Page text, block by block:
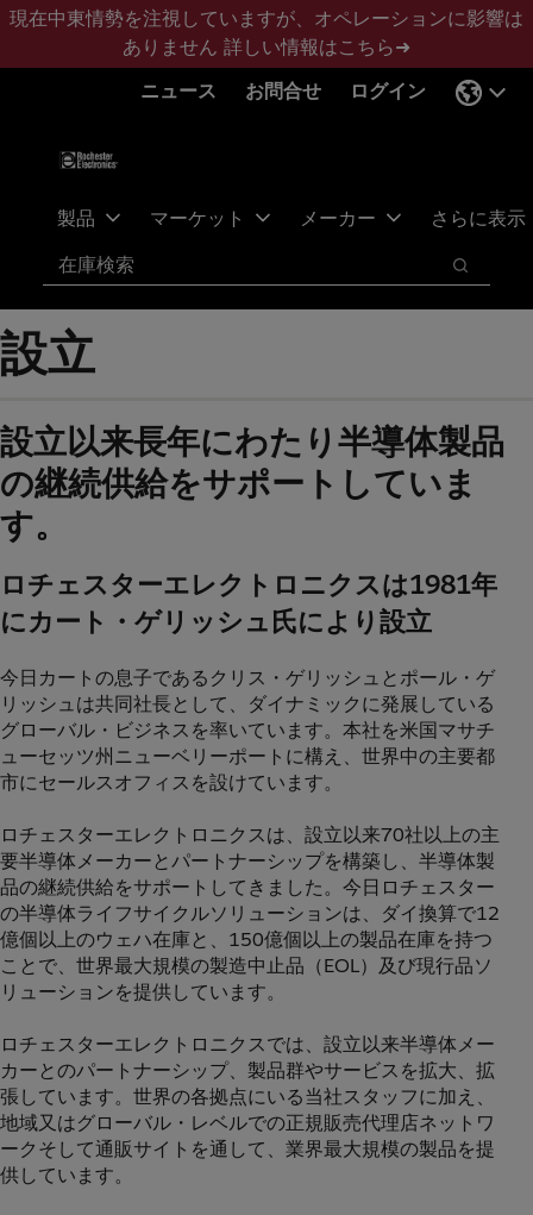
メ
ン
ッ
プ
フ
タ
現在中東情勢を注視していますが、オペレーションに影響は
ありません 詳しい情報はこちら➜
ニュース
お問合せ ログイン
製品 マーケット メーカー さらに表示
検索
検索
設立
設立以来長年にわたり半導体製品
の継続供給をサポートしていま
す。
ロチェスターエレクトロニクスは1981年
にカート・ゲリッシュ氏により設立
今日カートの息子であるクリス・ゲリッシュとポール・ゲ
リッシュは共同社長として、ダイナミックに発展している
グローバル・ビジネスを率いています。本社を米国マサチ
ューセッツ州ニューベリーポートに構え、世界中の主要都
市にセールスオフィスを設けています。
ロチェスターエレクトロニクスは、設立以来70社以上の主
要半導体メーカーとパートナーシップを構築し、半導体製
品の継続供給をサポートしてきました。今日ロチェスター
の半導体ライフサイクルソリューションは、ダイ換算で12
億個以上のウェハ在庫と、150億個以上の製品在庫を持つ
ことで、世界最大規模の製造中止品（EOL）及び現行品ソ
リューションを提供しています。
ロチェスターエレクトロニクスでは、設立以来半導体メー
カーとのパートナーシップ、製品群やサービスを拡大、拡
張しています。世界の各拠点にいる当社スタッフに加え、
地域又はグローバル・レベルでの正規販売代理店ネットワ
ークそして通販サイトを通して、業界最大規模の製品を提
供しています。